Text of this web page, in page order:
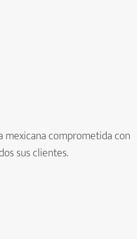
mexicana comprometida con
sus clientes.